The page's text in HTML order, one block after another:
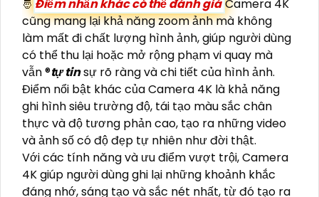
🤴 Điểm nhấn khác có thể đánh giáCamera 4K
cũng mang lại khả năng zoom ảnh mà không
làm mất đi chất lượng hình ảnh, giúp người dùng
có thể thu lại hoặc mở rộng phạm vi quay mà
vẫn ®️tự tinsự rõ ràng và chi tiết của hình ảnh.
Điểm nổi bật khác của Camera 4K là khả năng
ghi hình siêu trường độ, tái tạo màu sắc chân
thực và độ tương phản cao, tạo ra những video
và ảnh số có độ đẹp tự nhiên như đời thật.
Với các tính năng và ưu điểm vượt trội, Camera
4K giúp người dùng ghi lại những khoảnh khắc
đáng nhớ, sáng tạo và sắc nét nhất, từ đó tạo ra